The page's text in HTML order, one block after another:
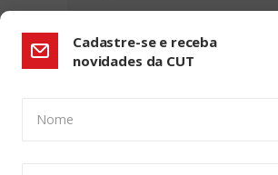
Cadastre-se e receba
novidades da CUT
Nome